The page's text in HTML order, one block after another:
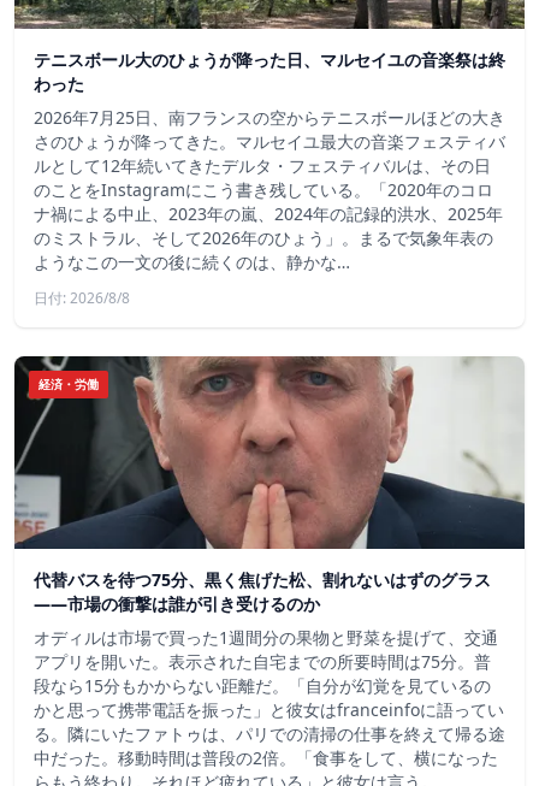
テニスボール大のひょうが降った日、マルセイユの音楽祭は終
わった
2026年7月25日、南フランスの空からテニスボールほどの大き
さのひょうが降ってきた。マルセイユ最大の音楽フェスティバ
ルとして12年続いてきたデルタ・フェスティバルは、その日
のことをInstagramにこう書き残している。「2020年のコロ
ナ禍による中止、2023年の嵐、2024年の記録的洪水、2025年
のミストラル、そして2026年のひょう」。まるで気象年表の
ようなこの一文の後に続くのは、静かな…
日付: 2026/8/8
経済・労働
代替バスを待つ75分、黒く焦げた松、割れないはずのグラス
——市場の衝撃は誰が引き受けるのか
オディルは市場で買った1週間分の果物と野菜を提げて、交通
アプリを開いた。表示された自宅までの所要時間は75分。普
段なら15分もかからない距離だ。「自分が幻覚を見ているの
かと思って携帯電話を振った」と彼女はfranceinfoに語ってい
る。隣にいたファトゥは、パリでの清掃の仕事を終えて帰る途
中だった。移動時間は普段の2倍。「食事をして、横になった